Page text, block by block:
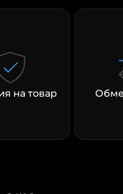
на товар